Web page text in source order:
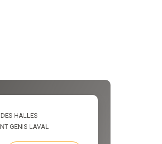
HALLES
GENIS LAVAL